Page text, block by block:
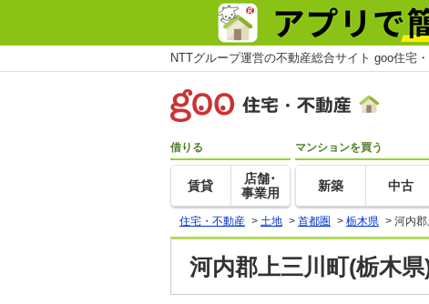
NTTグループ運営の不動産総合サイト goo住宅
借りる
賃貸
店舗･
事業用
マンションを買う
新築 中古
住宅・不動産 > 土地 > 首都圏 > 栃木県 > 河内
河内郡上三川町(栃木